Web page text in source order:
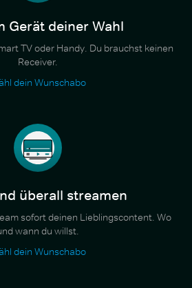
Gerät deiner Wahl
TV oder Handy. Du brauchst keinen
Receiver.
dein Wunschabo
überall streamen
sofort deinen Lieblingscontent. Wo
wann du willst.
dein Wunschabo